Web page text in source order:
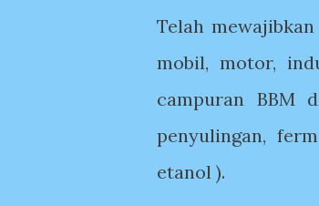
Telah
mobil, motor,
campuran BBM
penyulingan,
etanol ).